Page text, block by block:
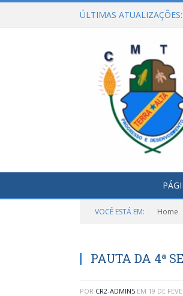
ÚLTIMAS ATUALIZAÇÕES:
VOCÊ ESTÁ EM: Home
PAUTA DA 4ª
POR CR2-ADMIN5 EM 19 DE